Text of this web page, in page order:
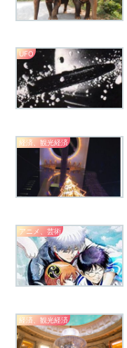
UFO
経済、観光経済
アニメ、芸術
経済、観光経済